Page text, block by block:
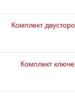
Комплект
Комплект